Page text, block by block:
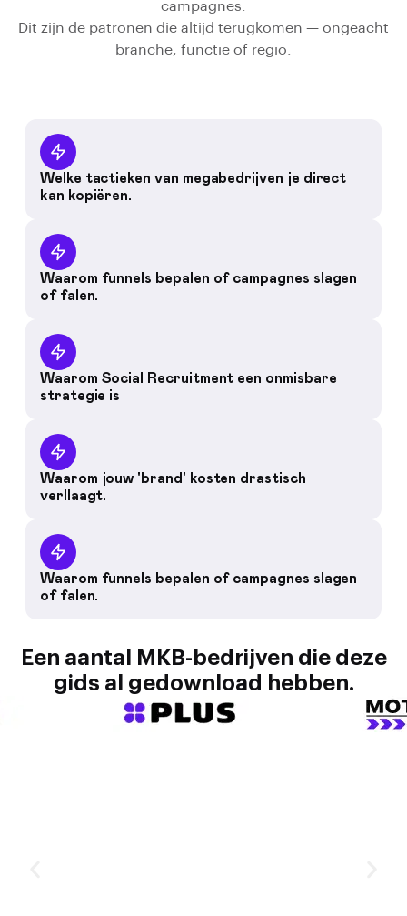
campagnes.
Dit zijn de patronen die altijd terugkomen — ongeacht
branche, functie of regio.
Welke tactieken van megabedrijven je direct
kan kopiëren.
Waarom funnels bepalen of campagnes slagen
of falen.
Waarom Social Recruitment een onmisbare
strategie is
Waarom jouw 'brand' kosten drastisch
verllaagt.
Waarom funnels bepalen of campagnes slagen
of falen.
Een aantal MKB-bedrijven die deze
gids al gedownload hebben.